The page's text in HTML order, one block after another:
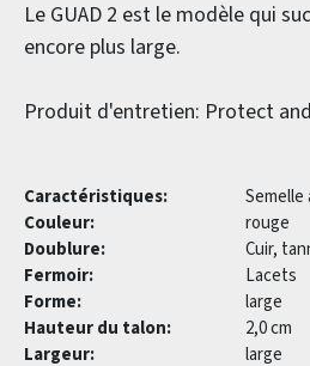
Le GUAD 2 est le modèle qui
encore plus large.
Produit d'entretien: Protect
Caractéristiques:
Semelle
Couleur:
rouge
Doublure:
Cuir,
Fermoir:
Lacets
Forme:
large
Hauteur du talon:
2,0 cm
Largeur:
large